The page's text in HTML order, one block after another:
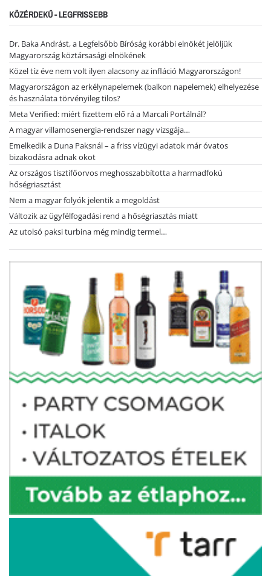
KÖZÉRDEKŰ - LEGFRISSEBB
Dr. Baka Andrást, a Legfelsőbb Bíróság korábbi elnökét jelöljük
Magyarország köztársasági elnökének
Közel tíz éve nem volt ilyen alacsony az infláció Magyarországon!
Magyarországon az erkélynapelemek (balkon napelemek) elhelyezése
és használata törvényileg tilos?
Meta Verified: miért fizettem elő rá a Marcali Portálnál?
A magyar villamosenergia-rendszer nagy vizsgája…
Emelkedik a Duna Paksnál – a friss vízügyi adatok már óvatos
bizakodásra adnak okot
Az országos tisztifőorvos meghosszabbította a harmadfokú
hőségriasztást
Nem a magyar folyók jelentik a megoldást
Változik az ügyfélfogadási rend a hőségriasztás miatt
Az utolsó paksi turbina még mindig termel…